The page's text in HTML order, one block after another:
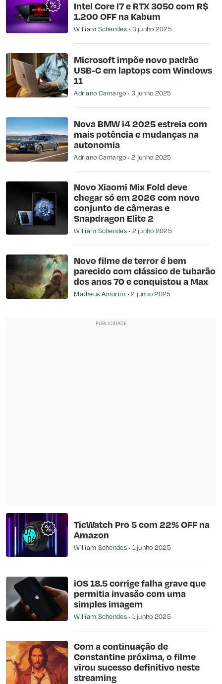
Intel Core I7 e RTX 3050 com R$
1.200 OFF na Kabum
William Schendes 3 junho 2025
Microsoft impõe novo padrão
USB-C em laptops com Windows
11
Adriano Camargo 3 junho 2025
Nova BMW i4 2025 estreia com
mais potência e mudanças na
autonomia
Adriano Camargo 2 junho 2025
Novo Xiaomi Mix Fold deve
chegar só em 2026 com novo
conjunto de câmeras e
Snapdragon Elite 2
William Schendes 2 junho 2025
Novo filme de terror é bem
parecido com clássico de tubarão
dos anos 70 e conquistou a Max
Matheus Amorim 2 junho 2025
TicWatch Pro 5 com 22% OFF na
Amazon
William Schendes 1 junho 2025
iOS 18.5 corrige falha grave que
permitia invasão com uma
simples imagem
William Schendes 1 junho 2025
Com a continuação de
Constantine próxima, o filme
virou sucesso definitivo neste
streaming